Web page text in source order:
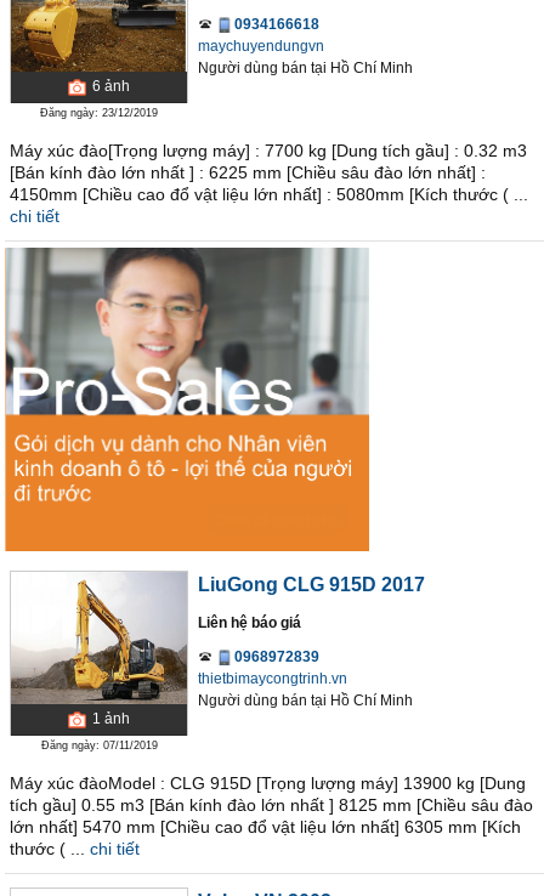
6 ảnh
Đăng ngày: 23/12/2019
0934166618
maychuyendungvn
Người dùng bán tại Hồ Chí Minh
Máy xúc đào[Trọng lượng máy] : 7700 kg [Dung tích gầu] : 0.32 m3
[Bán kính đào lớn nhất ] : 6225 mm [Chiều sâu đào lớn nhất] :
4150mm [Chiều cao đổ vật liệu lớn nhất] : 5080mm [Kích thước ( ...
chi tiết
1 ảnh
Đăng ngày: 07/11/2019
LiuGong CLG 915D 2017
Liên hệ báo giá
0968972839
thietbimaycongtrinh.vn
Người dùng bán tại Hồ Chí Minh
Máy xúc đàoModel : CLG 915D [Trọng lượng máy] 13900 kg [Dung
tích gầu] 0.55 m3 [Bán kính đào lớn nhất ] 8125 mm [Chiều sâu đào
lớn nhất] 5470 mm [Chiều cao đổ vật liệu lớn nhất] 6305 mm [Kích
thước ( ...
chi tiết